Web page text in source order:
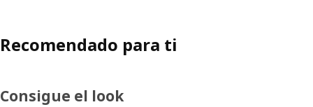
Recomendado para ti
Consigue el look